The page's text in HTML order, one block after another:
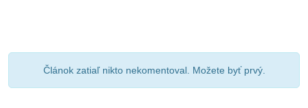
Článok zatiaľ nikto nekomentoval. Možete byť prvý.